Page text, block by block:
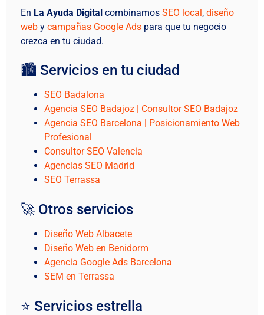
En La Ayuda Digital combinamos SEO local , diseño
web y campañas Google Ads para que tu negocio
crezca en tu ciudad.
🏙️ Servicios en tu ciudad
SEO Badalona
Agencia SEO Badajoz | Consultor SEO Badajoz
Agencia SEO Barcelona | Posicionamiento Web
Profesional
Consultor SEO Valencia
Agencias SEO Madrid
SEO Terrassa
🚀 Otros servicios
Diseño Web Albacete
Diseño Web en Benidorm
Agencia Google Ads Barcelona
SEM en Terrassa
⭐ Servicios estrella